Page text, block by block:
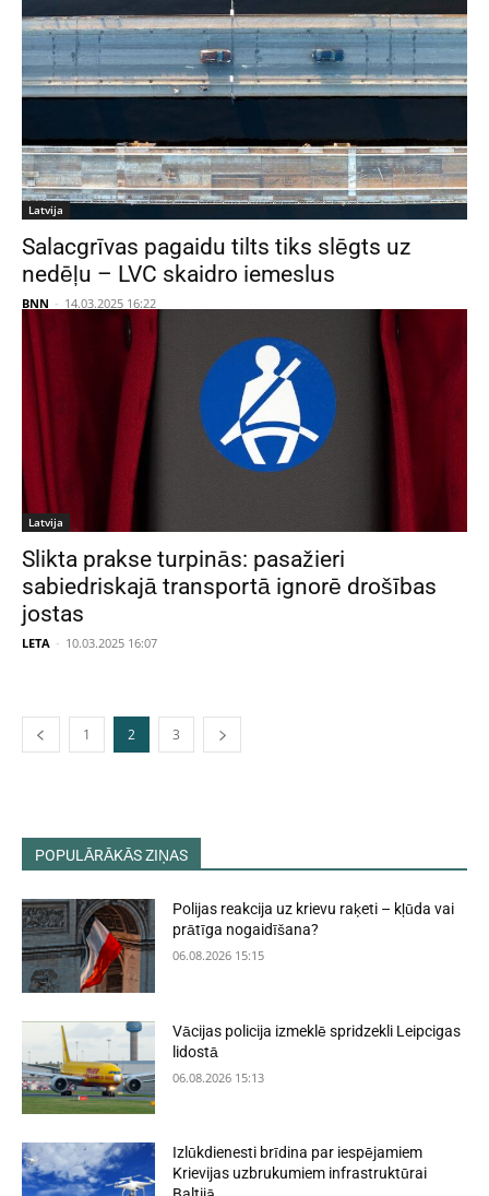
Latvija
Salacgrīvas pagaidu tilts tiks slēgts uz
nedēļu – LVC skaidro iemeslus
BNN - 14.03.2025 16:22
Latvija
Slikta prakse turpinās: pasažieri
sabiedriskajā transportā ignorē drošības
jostas
LETA - 10.03.2025 16:07
1 2 3
POPULĀRĀKĀS ZIŅAS
Polijas reakcija uz krievu raķeti – kļūda vai
prātīga nogaidīšana?
06.08.2026 15:15
Vācijas policija izmeklē spridzekli Leipcigas
lidostā
06.08.2026 15:13
Izlūkdienesti brīdina par iespējamiem
Krievijas uzbrukumiem infrastruktūrai